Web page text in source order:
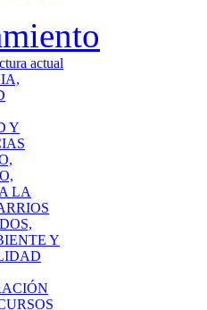
actual
Y
LA
Y